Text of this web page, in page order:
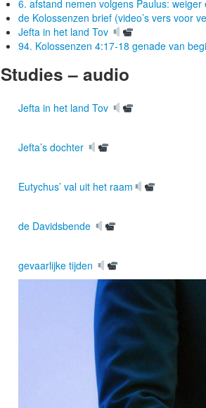
6. afstand nemen volgens Paulus:
de Kolossenzen brief (video’s vers voor
Jefta in het land Tov
94. Kolossenzen 4:17-18 genade van
Studies – audio
Jefta in het land Tov
Jefta’s dochter
Eutychus’ val uit het raam
de Davidsbende
gevaarlijke tijden